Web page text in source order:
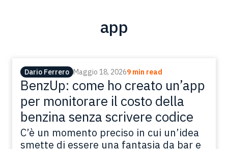
app
Dario Ferrero Maggio 18, 20269 min read
BenzUp: come ho creato un’app
per monitorare il costo della
benzina senza scrivere codice
C’è un momento preciso in cui un’idea
smette di essere una fantasia da bar e